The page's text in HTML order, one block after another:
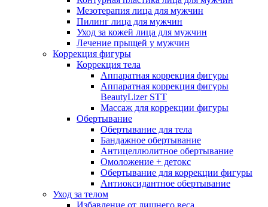
Мезотерапия лица для мужчин
Пилинг лица для мужчин
Уход за кожей лица для мужчин
Лечение прыщей у мужчин
Коррекция фигуры
Коррекция тела
Аппаратная коррекция фигуры
Аппаратная коррекция фигуры
BeautyLizer STT
Массаж для коррекции фигуры
Обертывание
Обертывание для тела
Бандажное обертывание
Антицеллюлитное обертывание
Омоложение + детокс
Обертывание для коррекции фигуры
Антиоксидантное обертывание
Уход за телом
Избавление от лишнего веса